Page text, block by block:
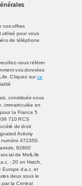
nos offres
utilisé pour vous
de téléphone
vous référer
vos données
Cliquez surce
constituée sous
immatriculée en
la France 5
710 RCS
de droit
Activity
472350.
92800
de MetLife
: 20 on Hatch,
Europe d.a.c. et
deux sous le
par la Central